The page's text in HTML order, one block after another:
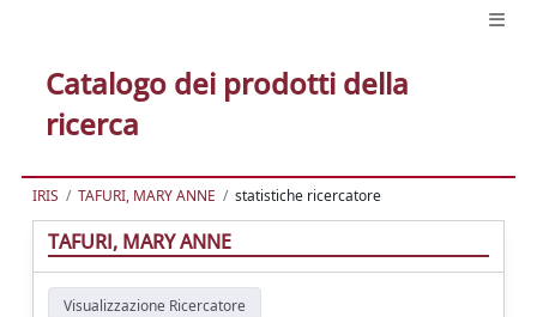
Catalogo dei prodotti della
ricerca
IRIS TAFURI, MARY ANNE statistiche ricercatore
TAFURI, MARY ANNE
Visualizzazione Ricercatore